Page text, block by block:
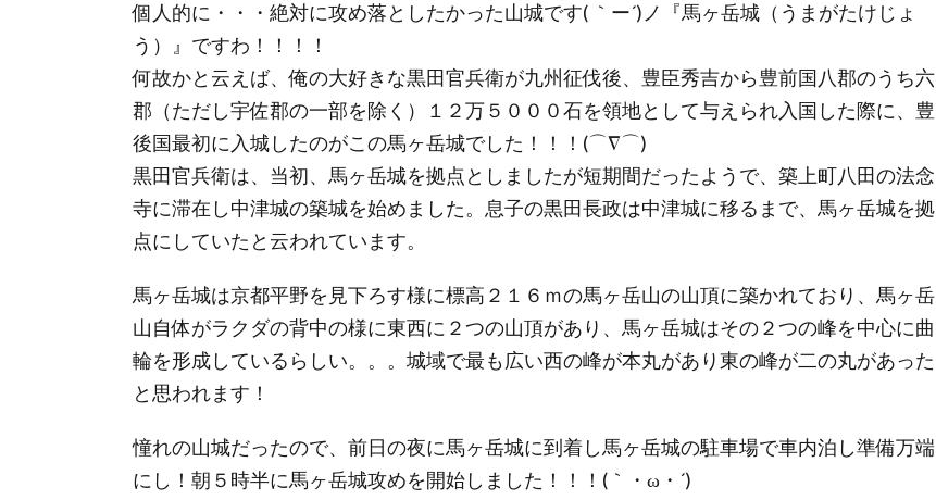
個人的に・・・絶対に攻め落としたかった山城です( ｀ー´)ノ『馬ヶ岳城（うまがたけじょ
う）』ですわ！！！！
何故かと云えば、俺の大好きな黒田官兵衛が九州征伐後、豊臣秀吉から豊前国八郡のうち六
郡（ただし宇佐郡の一部を除く）１２万５０００石を領地として与えられ入国した際に、豊
後国最初に入城したのがこの馬ヶ岳城でした！！！(⌒∇⌒)
黒田官兵衛は、当初、馬ヶ岳城を拠点としましたが短期間だったようで、築上町八田の法念
寺に滞在し中津城の築城を始めました。息子の黒田長政は中津城に移るまで、馬ヶ岳城を拠
点にしていたと云われています。
馬ヶ岳城は京都平野を見下ろす様に標高２１６ｍの馬ヶ岳山の山頂に築かれており、馬ヶ岳
山自体がラクダの背中の様に東西に２つの山頂があり、馬ヶ岳城はその２つの峰を中心に曲
輪を形成しているらしい。。。城域で最も広い西の峰が本丸があり東の峰が二の丸があった
と思われます！
憧れの山城だったので、前日の夜に馬ヶ岳城に到着し馬ヶ岳城の駐車場で車内泊し準備万端
にし！朝５時半に馬ヶ岳城攻めを開始しました！！！(｀・ω・´)ゞ